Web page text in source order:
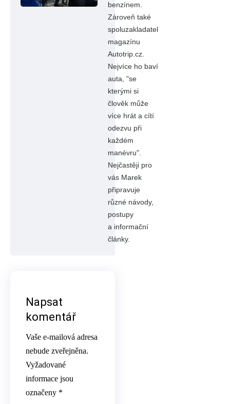
benzínem.
Zároveň také
spoluzakladatel
magazínu
Autotrip.cz.
Nejvíce ho baví
auta, "se
kterými si
člověk může
více hrát a cítí
odezvu při
každém
manévru".
Nejčastěji pro
vás Marek
připravuje
různé návody,
postupy
a informační
články.
Napsat
komentář
Vaše e-mailová adresa
nebude zveřejněna.
Vyžadované
informace jsou
označeny *